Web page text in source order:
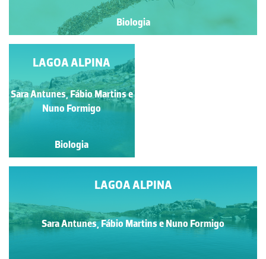
Biologia
LAGOA ALPINA
Sara Antunes, Fábio
Martins e Nuno Formigo
Biologia
LAGOA ALPINA
Sara Antunes, Fábio Martins e Nuno Formigo
LAGOA ALPINA
Sara Antunes, Fábio Martins e
Nuno Formigo
Biologia